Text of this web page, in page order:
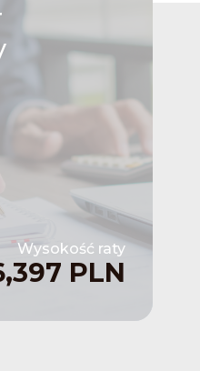
Wysokość raty
PLN